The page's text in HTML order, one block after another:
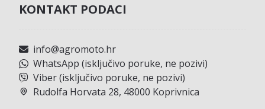
KONTAKT PODACI
info@agromoto.hr
WhatsApp (isključivo poruke, ne pozivi)
Viber (isključivo poruke, ne pozivi)
Rudolfa Horvata 28, 48000 Koprivnica